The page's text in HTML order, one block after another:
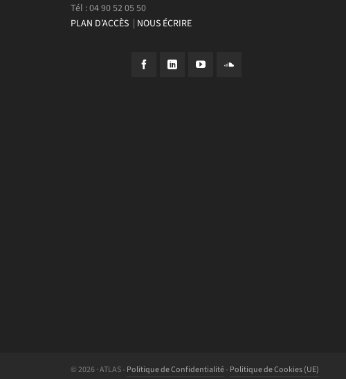
Tél : 04 90 52 05 50
PLAN D’ACCÈS | NOUS ÉCRIRE
© 2026 · ATLAS - Politique de Confidentialité- Politique de Cookies (UE)